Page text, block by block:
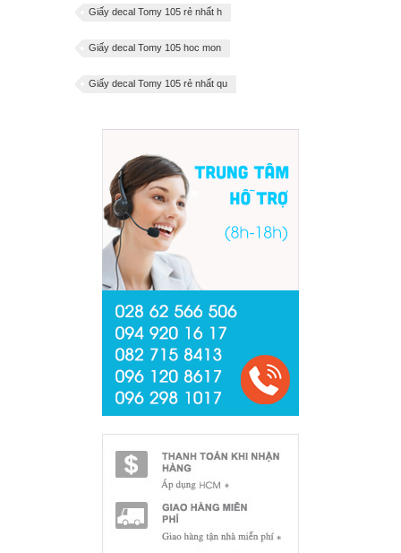
Giấy decal Tomy 105 rẻ nhất h
Giấy decal Tomy 105 hoc mon
Giấy decal Tomy 105 rẻ nhất qu